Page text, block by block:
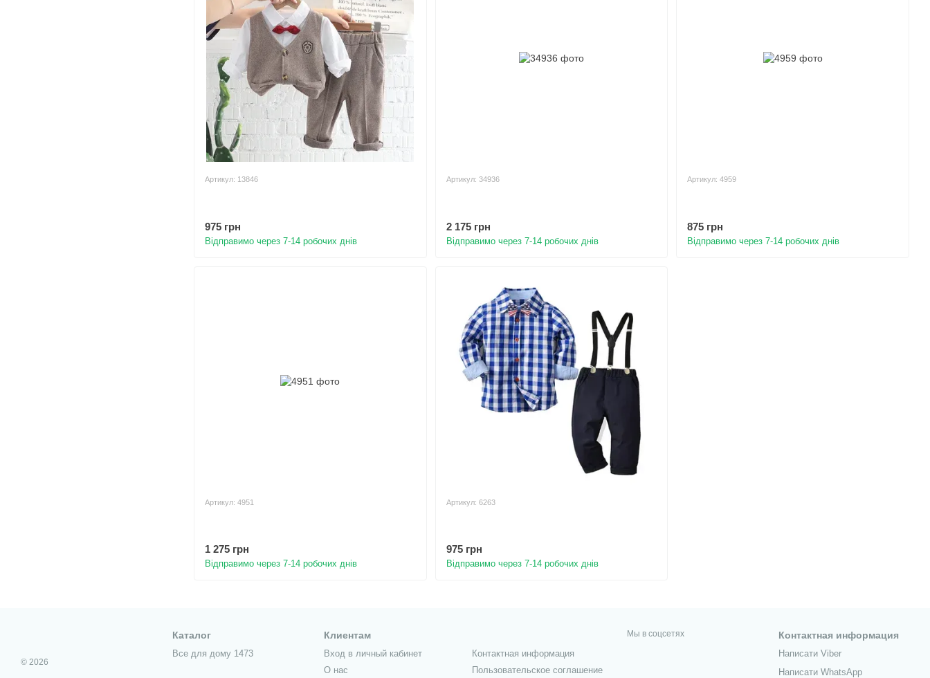
Артикул: 13846
975 грн
Відправимо через 7-14 робочих днів
Артикул: 34936
2 175 грн
Відправимо через 7-14 робочих днів
Артикул: 4959
875 грн
Відправимо через 7-14 робочих днів
Артикул: 4951
1 275 грн
Відправимо через 7-14 робочих днів
Артикул: 6263
975 грн
Відправимо через 7-14 робочих днів
© 2026
Каталог
Все для дому 1473
Клиентам
Вход в личный кабинет
О нас
Контактная информация
Пользовательское соглашение
Мы в соцсетях Контактная информация
Написати Viber
Написати WhatsApp